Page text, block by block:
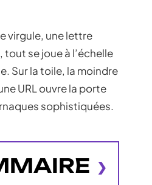
virgule, une lettre
se joue à l’échelle
Sur la toile, la moindre
URL ouvre la porte
sophistiquées.